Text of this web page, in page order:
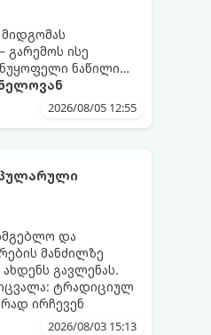
გარემოს ისე
ნაწილი
2026/08/05 12:55
და
მანძილზე
გავლენას.
ტრადიციულ
ირჩევენ
2026/08/03 15:13